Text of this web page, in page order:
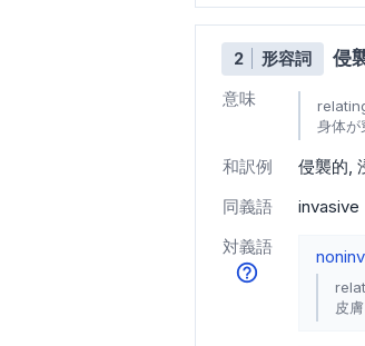
2 形容詞 侵
意味
身体が
和訳例 侵襲的
同義語
invasive
対義語
皮